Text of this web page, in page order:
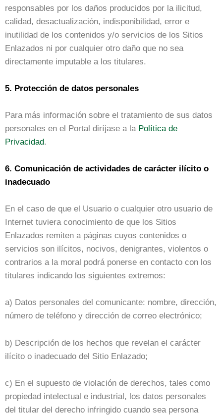
responsables por los daños producidos por la ilicitud,
calidad, desactualización, indisponibilidad, error e
inutilidad de los contenidos y/o servicios de los Sitios
Enlazados ni por cualquier otro daño que no sea
directamente imputable a los titulares.
5. Protección de datos personales
Para más información sobre el tratamiento de sus datos
personales en el Portal diríjase a la Política de
Privacidad.
6. Comunicación de actividades de carácter ilícito o
inadecuado
En el caso de que el Usuario o cualquier otro usuario de
Internet tuviera conocimiento de que los Sitios
Enlazados remiten a páginas cuyos contenidos o
servicios son ilícitos, nocivos, denigrantes, violentos o
contrarios a la moral podrá ponerse en contacto con los
titulares indicando los siguientes extremos:
a) Datos personales del comunicante: nombre, dirección,
número de teléfono y dirección de correo electrónico;
b) Descripción de los hechos que revelan el carácter
ilícito o inadecuado del Sitio Enlazado;
c) En el supuesto de violación de derechos, tales como
propiedad intelectual e industrial, los datos personales
del titular del derecho infringido cuando sea persona